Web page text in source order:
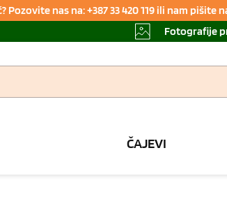
Pozovite nas na: +387 33 420 119 ili nam pišite
Fotografije
ČAJEVI